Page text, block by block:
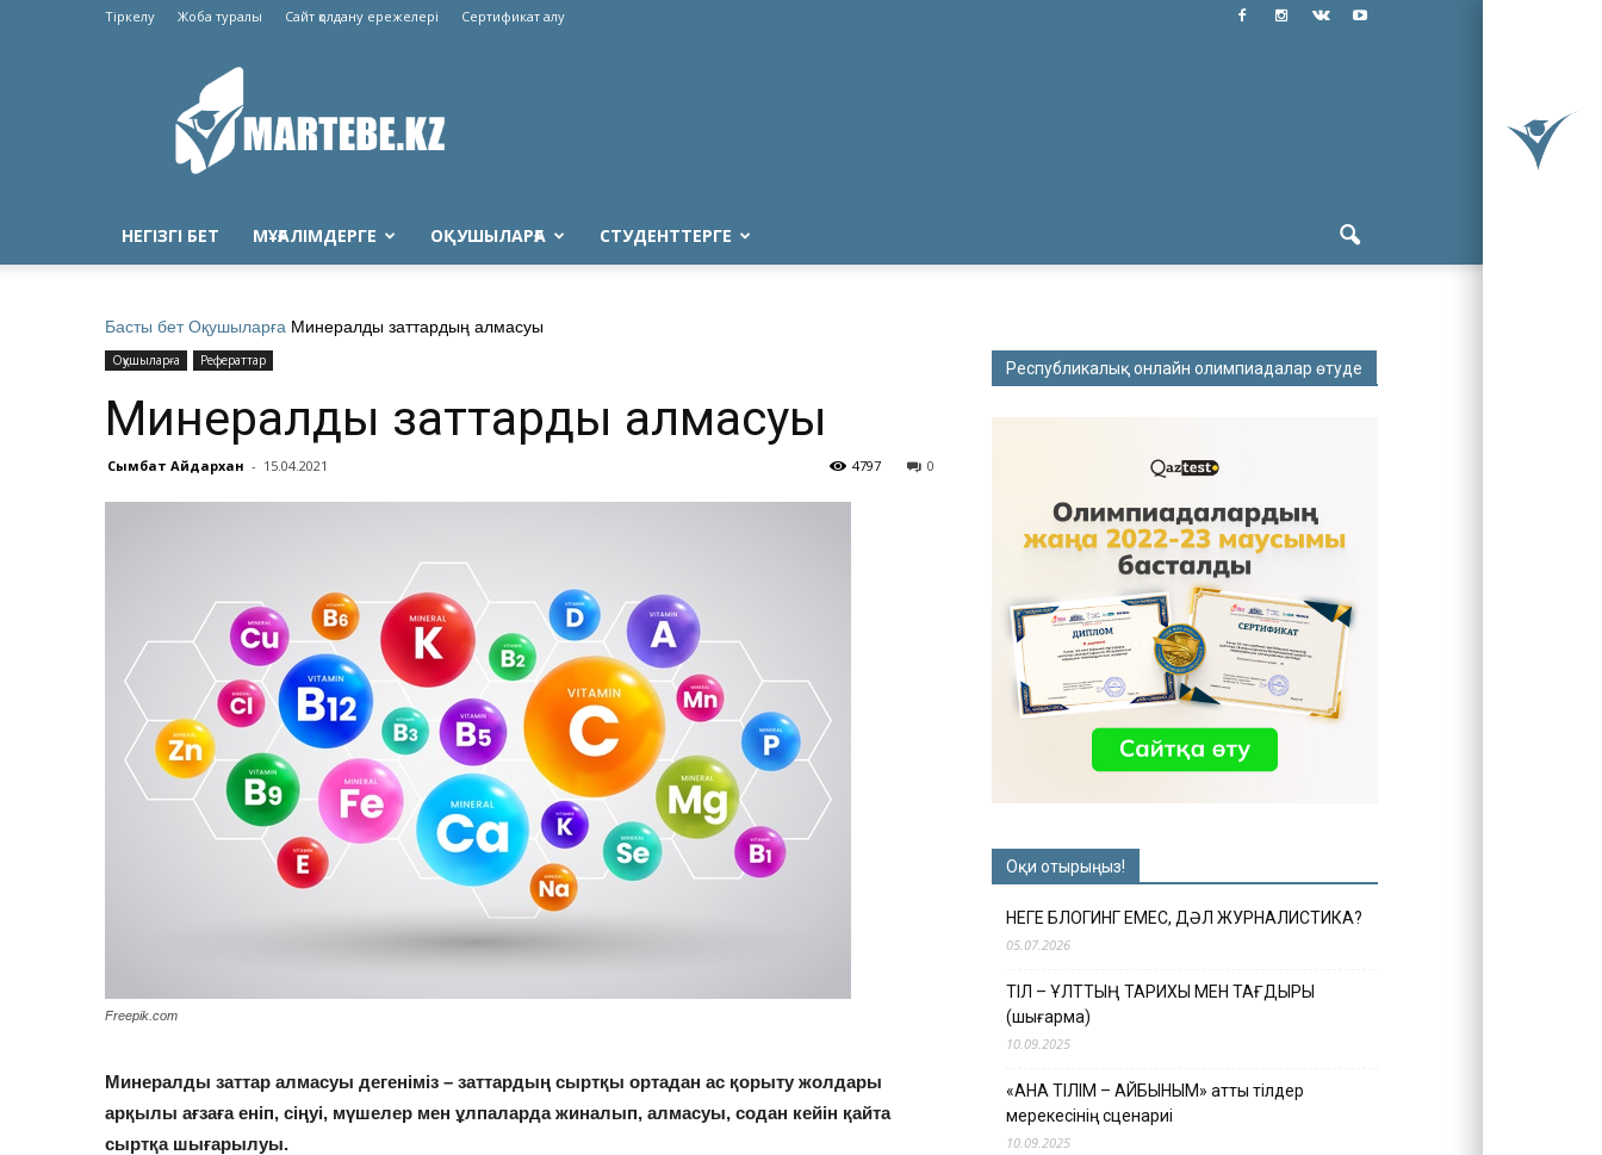
Тіркелу Жоба туралы Сайт қолдану ережелері Сертификат алу
Martebe.kz
білім
сайты
НЕГІЗГІ БЕТ МҰҒАЛІМДЕРГЕ ОҚУШЫЛАРҒА СТУДЕНТТЕРГЕ
Басты бет Оқушыларға Минералды заттардың алмасуы
Оқушыларға Рефераттар
Минералды заттардың алмасуы
Сымбат Айдархан - 15.04.2021 0
4797
Freepik.com
Минералды заттар алмасуы дегеніміз – заттардың сыртқы ортадан ас қорыту жолдары
арқылы ағзаға еніп, сіңуі, мүшелер мен ұлпаларда жиналып, алмасуы, содан кейін қайта
сыртқа шығарылуы.
Республикалық онлайн олимпиадалар өтуде
Оқи отырыңыз!
НЕГЕ БЛОГИНГ ЕМЕС, ДӘЛ ЖУРНАЛИСТИКА?
05.07.2026
ТІЛ – ҰЛТТЫҢ ТАРИХЫ МЕН ТАҒДЫРЫ
(шығарма)
10.09.2025
«АНА ТІЛІМ – АЙБЫНЫМ» атты тілдер
мерекесінің сценариі
10.09.2025